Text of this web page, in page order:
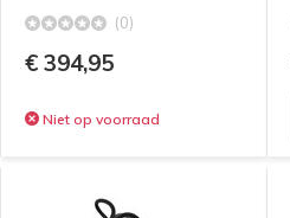
(0)
€ 394,95
Niet op voorraad